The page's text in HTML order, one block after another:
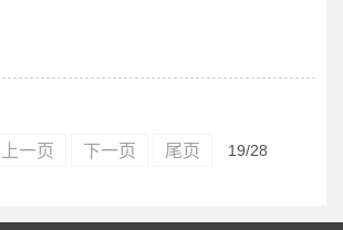
上一页 下一页 尾页 19/28